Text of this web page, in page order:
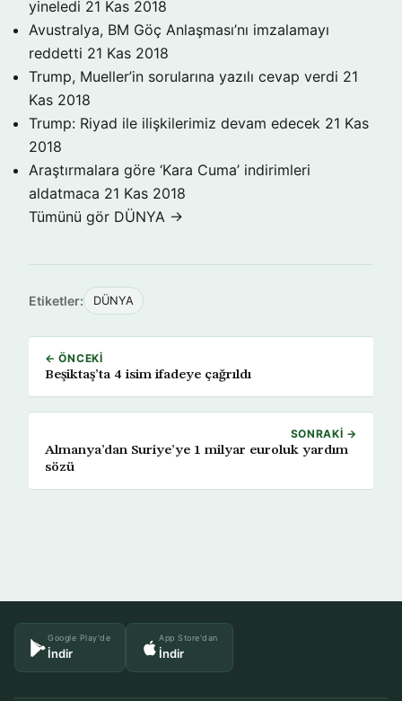
yineledi 21 Kas 2018
Avustralya, BM Göç Anlaşması’nı imzalamayı
reddetti 21 Kas 2018
Trump, Mueller’in sorularına yazılı cevap verdi 21
Kas 2018
Trump: Riyad ile ilişkilerimiz devam edecek 21 Kas
2018
Araştırmalara göre ‘Kara Cuma’ indirimleri
aldatmaca 21 Kas 2018
Tümünü gör DÜNYA →
Etiketler: DÜNYA
← ÖNCEKI
Beşiktaş’ta 4 isim ifadeye çağrıldı
SONRAKI →
Almanya’dan Suriye’ye 1 milyar euroluk yardım
sözü
Google Play'de
İndir
App Store'dan
İndir